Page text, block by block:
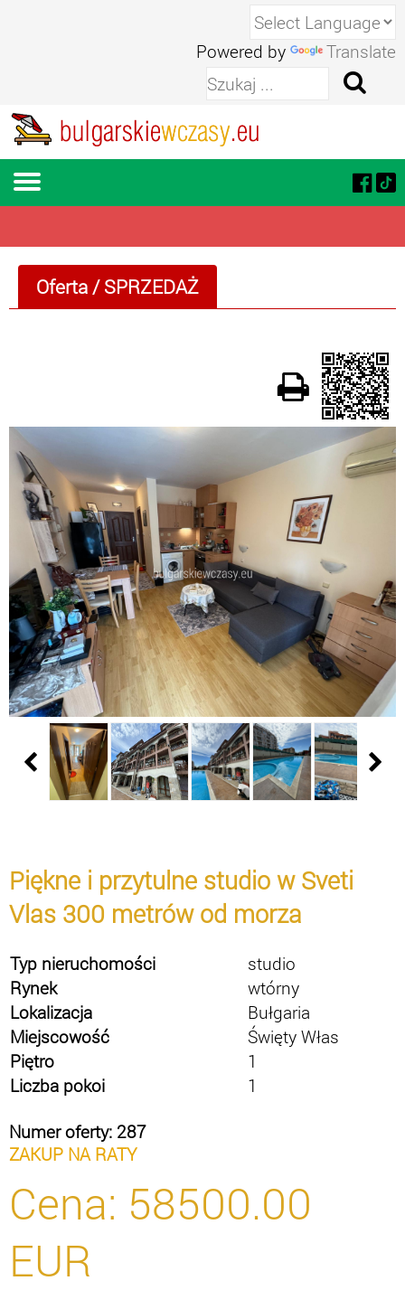
Powered by Translate
Oferta/SPRZEDAŻ
Piękne i przytulne studio w Sveti
Vlas 300 metrów od morza
Typ nieruchomości
studio
Rynek
wtórny
Lokalizacja
Bułgaria
Miejscowość
Święty Włas
Piętro
1
Liczba pokoi
1
Numer oferty: 287
ZAKUP NA RATY
Cena: 58500.00
EUR